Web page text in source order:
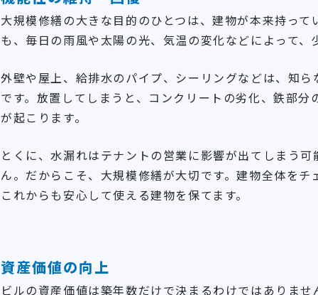
大規模修繕の大きな目的のひとつは、建物が本来持っ
も、毎日の雨風や太陽の光、気温の変化などによって、
外壁や屋上、給排水のパイプ、シーリングなどは、知
です。放置してしまうと、コンクリートの劣化、鉄部
が起こります。
とくに、水漏れはテナントの営業に影響が出てしまう
ん。だからこそ、大規模修繕が大切です。建物全体をチ
これからも安心して使える建物を保てます。
資産価値の向上
ビルの資産価値は築年数だけで決まるわけではありま